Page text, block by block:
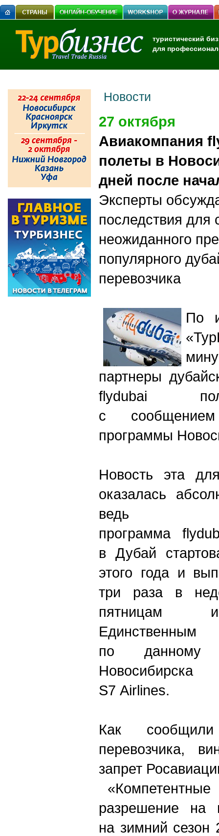
туристический
для
Новости
27 октября
Авиакомпания
полеты в
дней после
Эксперты
последствия для
неожиданного
популярного
перевозчика
По
партнеры
flydubai
с
программы
Новость эта
оказалась
ведь
программа
в Дубай
этого года и
три раза в
пятницам и
по данному
S7 Airlines.
Как
перевозчика,
запрет
разрешение на
на зимний сезон